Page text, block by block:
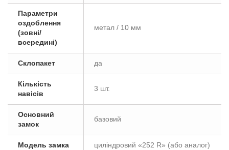
Параметри
оздоблення
(зовні/
всередині)
метал / 10 мм
Склопакет да
Кількість
навісів
3 шт.
Основний
замок
базовий
Модель замка циліндровий «252 R» (або аналог)